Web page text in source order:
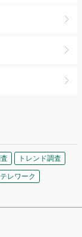
トレンド調査
テレワーク